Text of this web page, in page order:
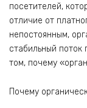
посетителей,
отличие от
непостоянным,
стабильный поток
том, почему
Почему